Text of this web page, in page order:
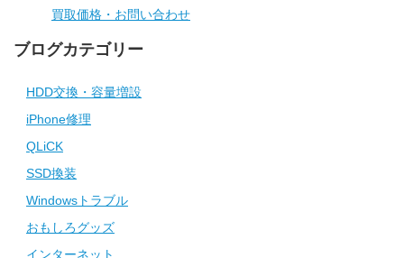
買取価格・お問い合わせ
ブログカテゴリー
HDD交換・容量増設
iPhone修理
QLiCK
SSD換装
Windowsトラブル
おもしろグッズ
インターネット